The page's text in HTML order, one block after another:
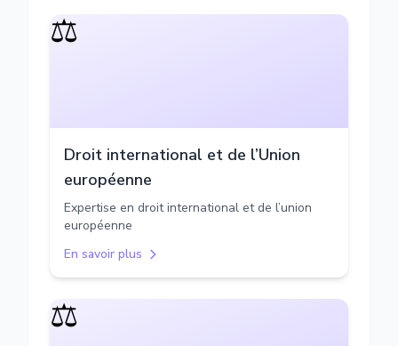
⚖️
Droit international et de l’Union
européenne
Expertise en droit international et de l’union
européenne
En savoir plus
⚖️